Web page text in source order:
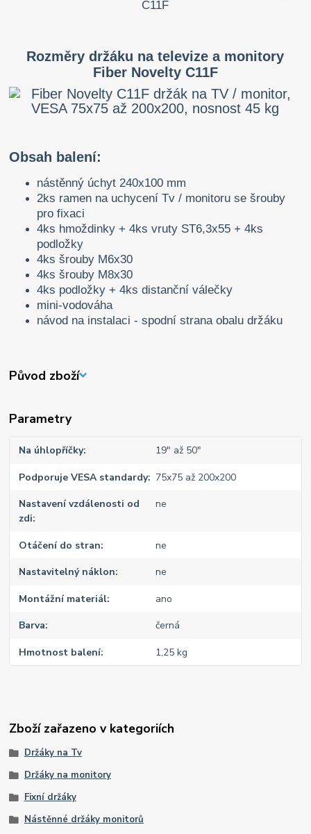
Rozměry držáku na televize a monitory
Fiber Novelty C11F
Obsah balení:
nástěnný úchyt 240x100 mm
2ks ramen na uchycení Tv / monitoru se šrouby
pro fixaci
4ks hmoždinky + 4ks vruty ST6,3x55 + 4ks
podložky
4ks šrouby M6x30
4ks šrouby M8x30
4ks podložky + 4ks distanční válečky
mini-vodováha
návod na instalaci - spodní strana obalu držáku
Původ zboží
Parametry
Na úhlopříčky 19" až 50"
Podporuje VESA standardy 75x75 až 200x200
Nastavení vzdálenosti od
zdi
ne
Otáčení do stran ne
Nastavitelný náklon ne
Montážní materiál ano
Barva černá
Hmotnost balení 1,25 kg
Zboží zařazeno v kategoriích
Držáky na Tv
Držáky na monitory
Fixní držáky
Nástěnné držáky monitorů